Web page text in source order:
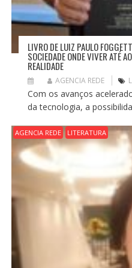
LIVRO DE LUIZ PAULO
SOCIEDADE ONDE VIVER ATÉ
REALIDADE
AGENCIA REDE
Com os avanços
da tecnologia, a
AGENCIA REDE LITERATURA